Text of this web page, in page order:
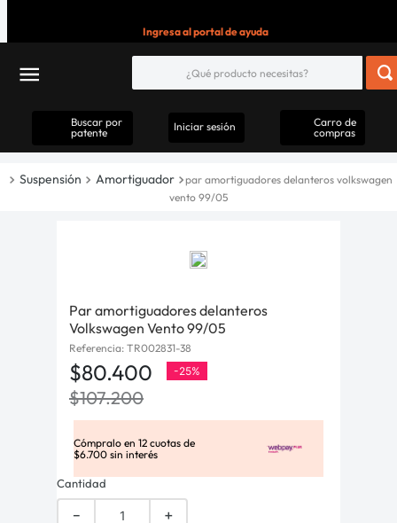
Ingresa al portal de ayuda
Buscar por
patente
Iniciar sesión
Carro de
compras
Suspensión Amortiguador
par amortiguadores delanteros volkswagen
vento 99/05
Par amortiguadores delanteros
Volkswagen Vento 99/05
Referencia: TR002831-38
$80.400 -25%
$107.200
Cómpralo en 12 cuotas de
$6.700 sin interés
Cantidad
＋
－